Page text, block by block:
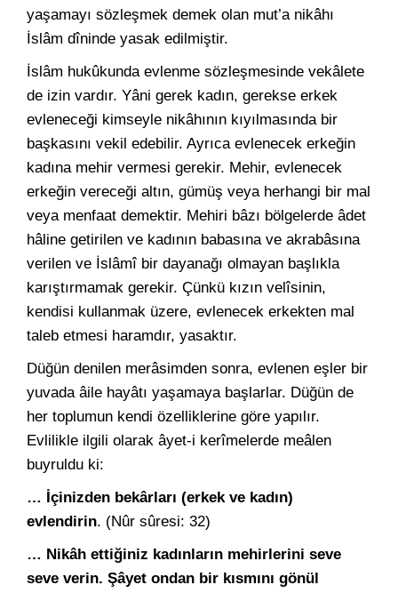
yaşamayı sözleşmek demek olan mut’a nikâhı
İslâm dîninde yasak edilmiştir.
İslâm hukûkunda evlenme sözleşmesinde vekâlete
de izin vardır. Yâni gerek kadın, gerekse erkek
evleneceği kimseyle nikâhının kıyılmasında bir
başkasını vekil edebilir. Ayrıca evlenecek erkeğin
kadına mehir vermesi gerekir. Mehir, evlenecek
erkeğin vereceği altın, gümüş veya herhangi bir mal
veya menfaat demektir. Mehiri bâzı bölgelerde âdet
hâline getirilen ve kadının babasına ve akrabâsına
verilen ve İslâmî bir dayanağı olmayan başlıkla
karıştırmamak gerekir. Çünkü kızın velîsinin,
kendisi kullanmak üzere, evlenecek erkekten mal
taleb etmesi haramdır, yasaktır.
Düğün denilen merâsimden sonra, evlenen eşler bir
yuvada âile hayâtı yaşamaya başlarlar. Düğün de
her toplumun kendi özelliklerine göre yapılır.
Evlilikle ilgili olarak âyet-i kerîmelerde meâlen
buyruldu ki:
… İçinizden bekârları (erkek ve kadın)
evlendirin. (Nûr sûresi: 32)
… Nikâh ettiğiniz kadınların mehirlerini seve
seve verin. Şâyet ondan bir kısmını gönül